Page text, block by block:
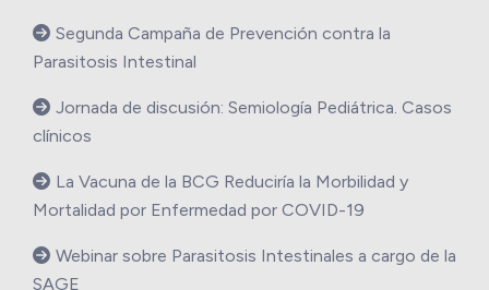
Segunda Campaña de Prevención contra la
Parasitosis Intestinal
Jornada de discusión: Semiología Pediátrica. Casos
clínicos
La Vacuna de la BCG Reduciría la Morbilidad y
Mortalidad por Enfermedad por COVID-19
Webinar sobre Parasitosis Intestinales a cargo de la
SAGE